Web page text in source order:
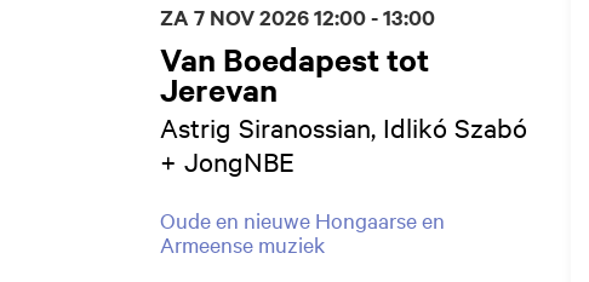
Van Boedapest tot
Jerevan
Astrig Siranossian, Idlikó Szabó
+ JongNBE
Oude en nieuwe Hongaarse en
Armeense muziek
ZA 7 NOV 202612:00 - 13:00